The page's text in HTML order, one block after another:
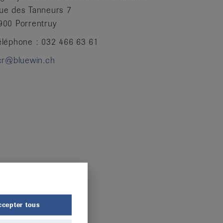
des Tanneurs 7
Porrentruy
: 032 466 63 61
tous